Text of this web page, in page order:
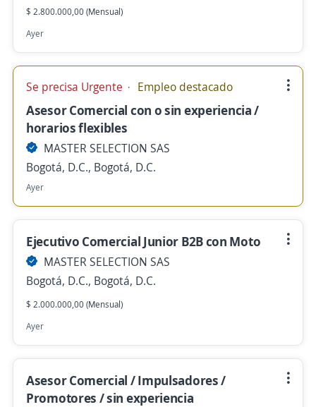
$ 2.800.000,00 (Mensual)
Ayer
Se precisa Urgente Empleo destacado
Asesor Comercial con o sin experiencia /
horarios flexibles
MASTER SELECTION SAS
Bogotá, D.C., Bogotá, D.C.
Ayer
Ejecutivo Comercial Junior B2B con Moto
MASTER SELECTION SAS
Bogotá, D.C., Bogotá, D.C.
$ 2.000.000,00 (Mensual)
Ayer
Asesor Comercial / Impulsadores /
Promotores / sin experiencia